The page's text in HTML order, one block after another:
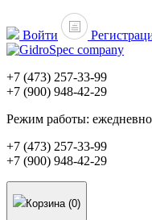
Войти
+7 (473) 257-33-99
+7 (900) 948-42-29
Режим работы:
+7 (473) 257-33-99
+7 (900) 948-42-29
Корзина (0)